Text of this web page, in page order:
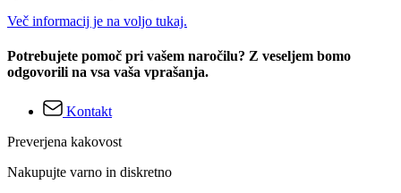
Več informacij je na voljo tukaj.
Potrebujete pomoč pri vašem naročilu? Z veseljem bomo
odgovorili na vsa vaša vprašanja.
Kontakt
Preverjena kakovost
Nakupujte varno in diskretno